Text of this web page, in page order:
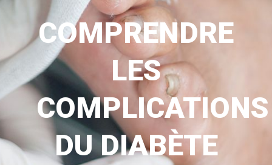
COMPRENDRE
LES
COMPLICATIONS
DU DIABÈTE